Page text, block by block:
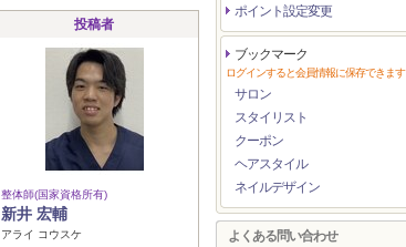
投稿者
整体師(国家資格所有)
新井 宏輔
アライ コウスケ
ポイント設定変更
ブックマーク
ログインすると会員情報に保存できます
サロン
スタイリスト
クーポン
ヘアスタイル
ネイルデザイン
よくある問い合わせ